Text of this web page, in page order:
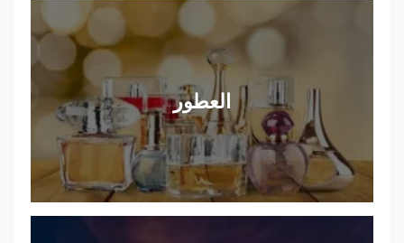
العطور